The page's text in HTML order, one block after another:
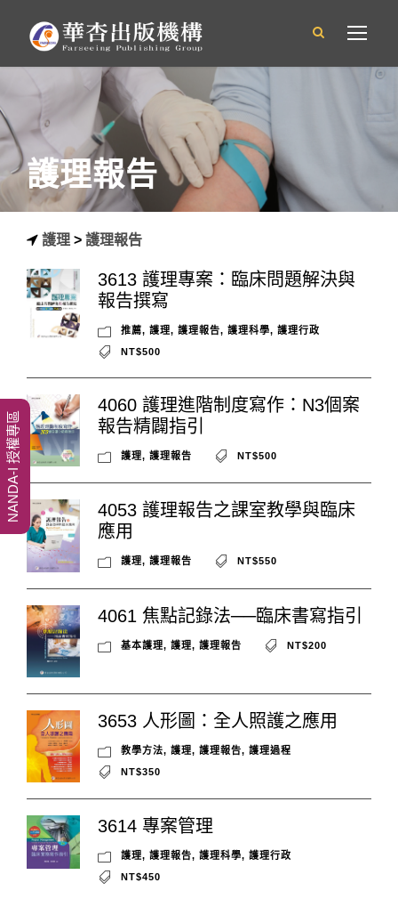
護理報告
護理 > 護理報告
3613 護理專案：臨床問題解決與
報告撰寫
推薦, 護理, 護理報告, 護理科學, 護理行政
NT$500
4060 護理進階制度寫作：N3個案
報告精闢指引
護理, 護理報告 NT$500
4053 護理報告之課室教學與臨床
應用
護理, 護理報告 NT$550
4061 焦點記錄法──臨床書寫指引
基本護理, 護理, 護理報告 NT$200
3653 人形圖：全人照護之應用
教學方法, 護理, 護理報告, 護理過程
NT$350
3614 專案管理
護理, 護理報告, 護理科學, 護理行政
NT$450
NANDA-I 授權專區